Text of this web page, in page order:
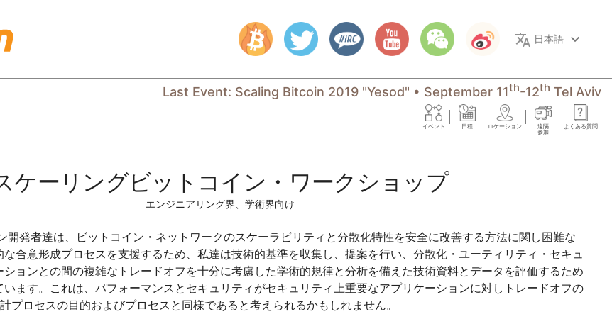
translate 日本語 keyboard_arrow_down
Last Event: Scaling Bitcoin 2019 "Yesod" • September 11th-12th Tel Aviv
イベント 日程 ロケーション
遠隔
参加
よくある質問
ケーリングビットコイン・ワークショップ
エンジニアリング界、学術界向け
開発者達は、ビットコイン・ネットワークのスケーラビリティと分散化特性を安全に改善する方法に関し困難な
合意形成プロセスを支援するため、私達は技術的基準を収集し、提案を行い、分散化・ユーティリティ・セキュ
ションとの間の複雑なトレードオフを十分に考慮した学術的規律と分析を備えた技術資料とデータを評価するため
ます。これは、パフォーマンスとセキュリティがセキュリティ上重要なアプリケーションに対しトレードオフの
プロセスの目的およびプロセスと同様であると考えられるかもしれません。